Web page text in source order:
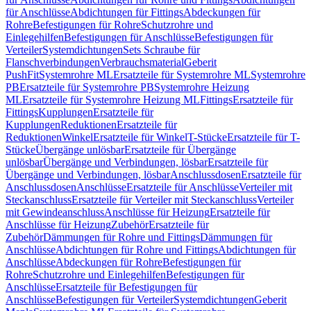
für AnschlüsseAbdichtungen für FittingsAbdeckungen für
RohreBefestigungen für RohreSchutzrohre und
EinlegehilfenBefestigungen für AnschlüsseBefestigungen für
VerteilerSystemdichtungenSets Schraube für
FlanschverbindungenVerbrauchsmaterialGeberit
PushFitSystemrohre MLErsatzteile für Systemrohre MLSystemrohre
PBErsatzteile für Systemrohre PBSystemrohre Heizung
MLErsatzteile für Systemrohre Heizung MLFittingsErsatzteile für
FittingsKupplungenErsatzteile für
KupplungenReduktionenErsatzteile für
ReduktionenWinkelErsatzteile für WinkelT-StückeErsatzteile für T-
StückeÜbergänge unlösbarErsatzteile für Übergänge
unlösbarÜbergänge und Verbindungen, lösbarErsatzteile für
Übergänge und Verbindungen, lösbarAnschlussdosenErsatzteile für
AnschlussdosenAnschlüsseErsatzteile für AnschlüsseVerteiler mit
SteckanschlussErsatzteile für Verteiler mit SteckanschlussVerteiler
mit GewindeanschlussAnschlüsse für HeizungErsatzteile für
Anschlüsse für HeizungZubehörErsatzteile für
ZubehörDämmungen für Rohre und FittingsDämmungen für
AnschlüsseAbdichtungen für Rohre und FittingsAbdichtungen für
AnschlüsseAbdeckungen für RohreBefestigungen für
RohreSchutzrohre und EinlegehilfenBefestigungen für
AnschlüsseErsatzteile für Befestigungen für
AnschlüsseBefestigungen für VerteilerSystemdichtungenGeberit